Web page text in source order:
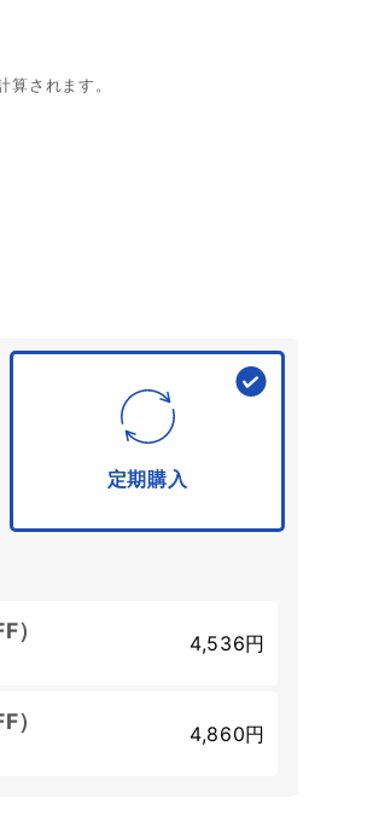
算されます。
定期購入
）
4,536円
） 4,860円